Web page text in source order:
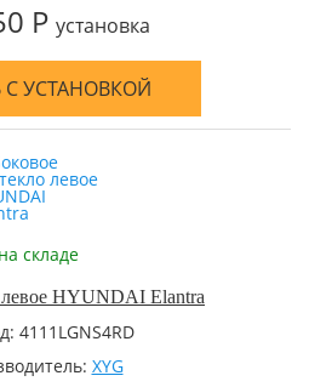
Р установка
С УСТАНОВКОЙ
на складе
левое HYUNDAI Elantra
4111LGNS4RD
XYG